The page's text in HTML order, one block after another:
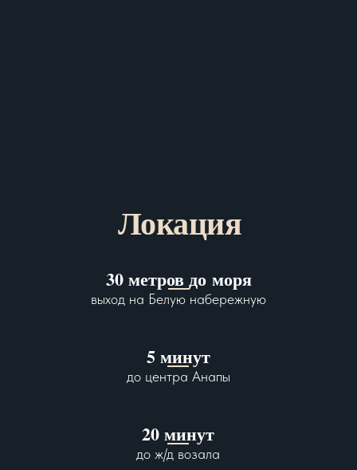
20 минут
до ж/д возала
5 минут
до центра Анапы
30 метров до моря
выход на Белую набережную
Локация